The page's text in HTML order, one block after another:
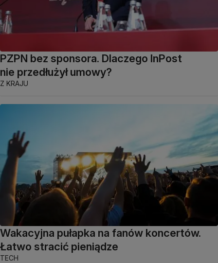
PZPN bez sponsora. Dlaczego InPost
nie przedłużył umowy?
Z KRAJU
Wakacyjna pułapka na fanów koncertów.
Łatwo stracić pieniądze
TECH